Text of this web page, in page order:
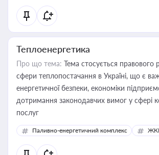
Теплоенергетика
Про що тема: Тема стосується правового
сфери теплопостачання в Україні, що є
енергетичної безпеки, економіки
дотримання законодавчих вимог у сфері
послуг
Паливно-енергетичний комплекс